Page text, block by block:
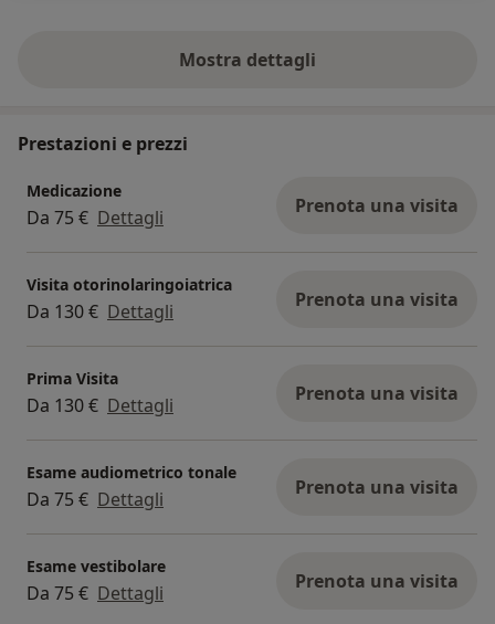
raro professionista capace di far s...
Mostra dettagli
sull'esperienza
Prestazioni e prezzi
Medicazione
Da 75 € Dettagli Prenota una visita
Visita otorinolaringoiatrica
Da 130 € Dettagli Prenota una visita
Prima Visita
Da 130 € Dettagli Prenota una visita
Esame audiometrico tonale
Da 75 € Dettagli Prenota una visita
Esame vestibolare
Da 75 € Dettagli Prenota una visita